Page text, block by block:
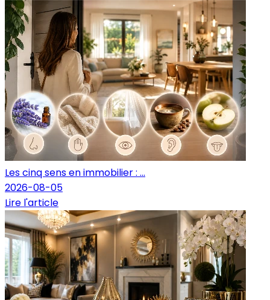
Les cinq sens en immobilier : ...
2026-08-05
Lire l'article